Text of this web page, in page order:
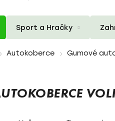
Sport a Hračky
Autokoberce Gumové